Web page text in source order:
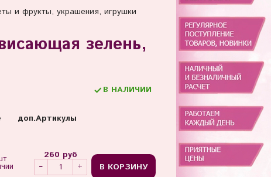
и фрукты, украшения, игрушки
зелень,
В НАЛИЧИИ
260 руб
В КОРЗИНУ
доп.Артикулы